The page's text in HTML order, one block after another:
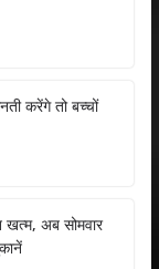
करेंगे तो बच्चों
खत्म, अब सोमवार